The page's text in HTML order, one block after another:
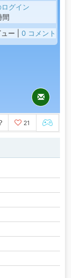
グイン
間
ー | 0 コメント
21